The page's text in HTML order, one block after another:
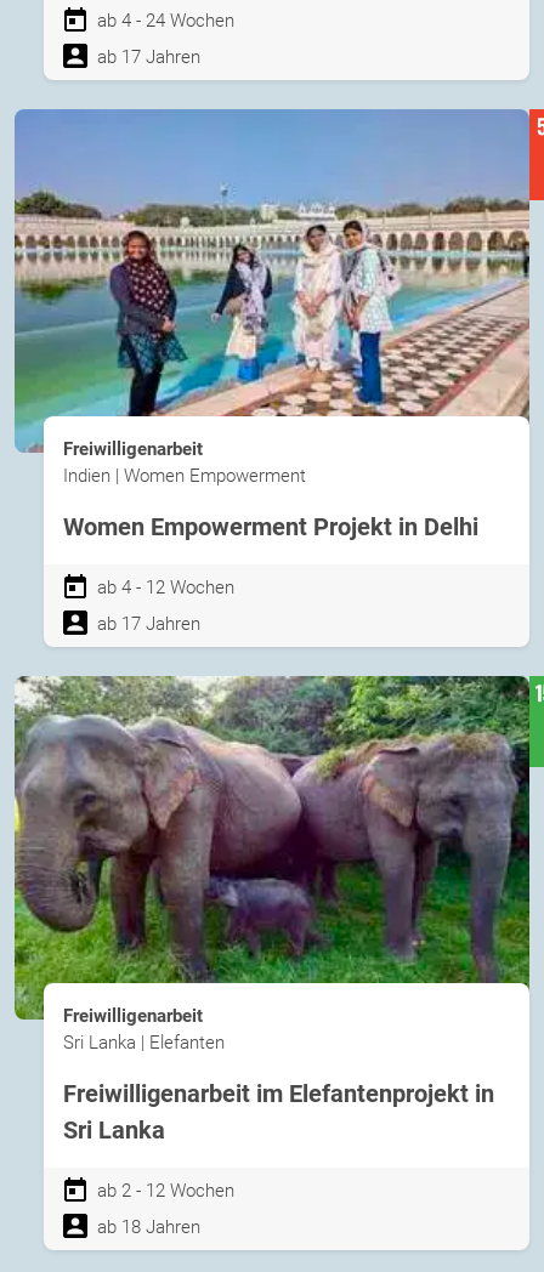
ab 4 - 24 Wochen
ab 17 Jahren
Freiwilligenarbeit
Indien | Women Empowerment
Women Empowerment Projekt in Delhi
ab 4 - 12 Wochen
ab 17 Jahren
Freiwilligenarbeit
Sri Lanka | Elefanten
Freiwilligenarbeit im Elefantenprojekt in
Sri Lanka
ab 2 - 12 Wochen
ab 18 Jahren